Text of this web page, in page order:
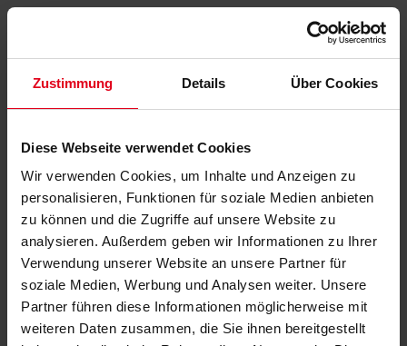
Zustimmung Details Über Cookies
Diese Webseite verwendet Cookies
Wir verwenden Cookies, um Inhalte und Anzeigen zu
personalisieren, Funktionen für soziale Medien anbieten
zu können und die Zugriffe auf unsere Website zu
analysieren. Außerdem geben wir Informationen zu Ihrer
Verwendung unserer Website an unsere Partner für
soziale Medien, Werbung und Analysen weiter. Unsere
Partner führen diese Informationen möglicherweise mit
weiteren Daten zusammen, die Sie ihnen bereitgestellt